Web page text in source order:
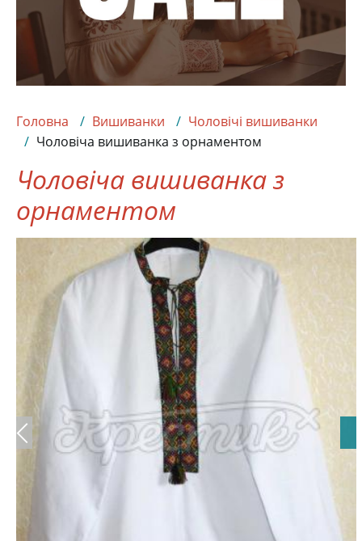
Головна Вишиванки
Чоловічі вишиванки
Чоловіча вишиванка з орнаментом
Чоловіча вишиванка з
орнаментом